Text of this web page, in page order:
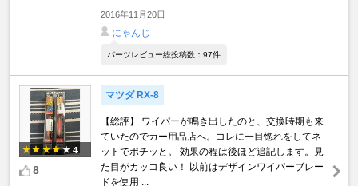
2016年11月20日
にゃんじ
パーツレビュー総投稿数：97件
4
8
マツダ RX-8
【総評】 ワイパーが鳴き出したのと、交換時期も来
ていたのでカー用品店へ。コレに一目惚れをしてネ
ットでポチッと。 効果の程は後ほど追記します。見
た目がカッコ良い！ 以前はデザインワイパーブレー
ドを使用 ...